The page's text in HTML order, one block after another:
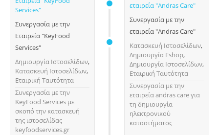
Συνεργασία με την
Εταιρεία "KeyFood
Services"
Δημιουργία Ιστοσελίδων,
Κατασκευή Ιστοσελίδων,
Εταιρική Ταυτότητα
Συνεργασία με την
KeyFood Services με
σκοπό την κατασκευή
της ιστοσελίδας
keyfoodservices.gr
Συνεργασία με την
εταιρεία "Andras Care"
Κατασκευή Ιστοσελίδων,
Δημιουργία Eshop,
Δημιουργία Ιστοσελίδων,
Εταιρική Ταυτότητα
Συνεργασία με την
εταιρεία andras care για
τη δημιουργία
ηλεκτρονικού
καταστήματος